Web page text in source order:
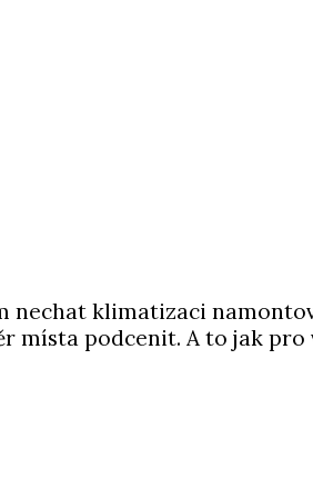
klimatizaci
místa podcenit. A to jak